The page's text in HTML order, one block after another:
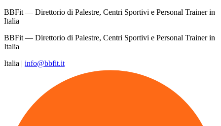
BBFit — Direttorio di Palestre, Centri Sportivi e Personal Trainer in
Italia
BBFit — Direttorio di Palestre, Centri Sportivi e Personal Trainer in
Italia
Italia | info@bbfit.it